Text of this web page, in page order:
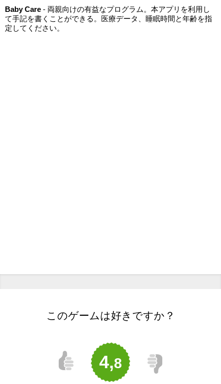
Baby Care - 両親向けの有益なプログラム。本アプリを利用し
て手記を書くことができる。医療データ、睡眠時間と年齢を指
定してください。
このゲームは好きですか？
4,8